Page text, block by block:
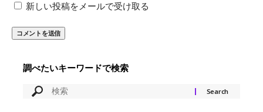
新しい投稿をメールで受け取る
調べたいキーワードで検索